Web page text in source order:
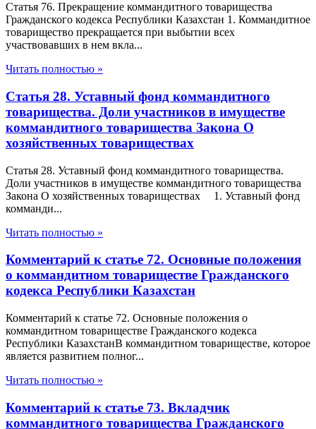
Статья 76. Прекращение коммандитного товарищества
Гражданского кодекса Республики Казахстан 1. Коммандитное
товарищество прекращается при выбытии всех
участвовавших в нем вкла...
Читать полностью »
Статья 28. Уставный фонд коммандитного
товарищества. Доли участников в имуществе
коммандитного товарищества Закона О
хозяйственных товариществах
Статья 28. Уставный фонд коммандитного товарищества.
Доли участников в имуществе коммандитного товарищества
Закона О хозяйственных товариществах 1. Уставный фонд
комманди...
Читать полностью »
Комментарий к статье 72. Основные положения
о коммандитном товариществе Гражданского
кодекса Республики Казахстан
Комментарий к статье 72. Основные положения о
коммандитном товариществе Гражданского кодекса
Республики КазахстанВ коммандитном товариществе, которое
является развитием полног...
Читать полностью »
Комментарий к статье 73. Вкладчик
коммандитного товарищества Гражданского